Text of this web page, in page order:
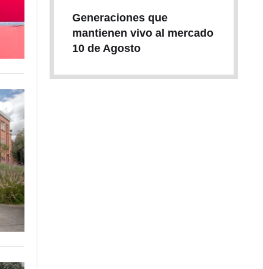
Generaciones que
mantienen vivo al mercado
10 de Agosto